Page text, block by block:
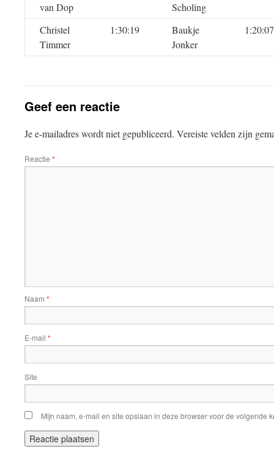
van Dop
Scholing
Christel
Timmer
1:30:19
Baukje
Jonker
1:20:07
Geef een reactie
Je e-mailadres wordt niet gepubliceerd. Vereiste velden zijn
Reactie *
Naam *
E-mail *
Site
Mijn naam, e-mail en site opslaan in deze browser voor de volgende